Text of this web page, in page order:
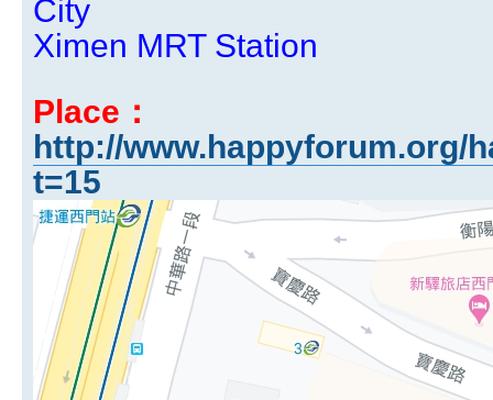
City
Ximen MRT Station
Place：
http://www.happyforum.org/
t=15